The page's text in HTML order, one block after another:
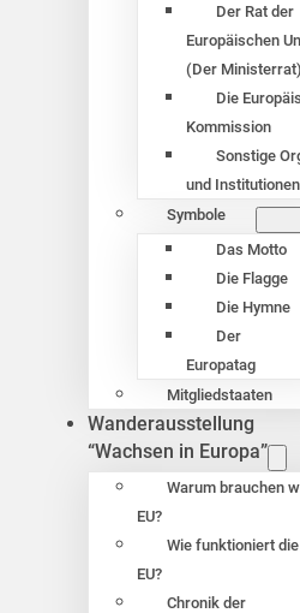
Der Rat der
Europäischen
(Der Ministerrat)
Die
Kommission
Sonstige
und Institutionen
Symbole
Das Motto
Die Flagge
Die Hymne
Der
Europatag
Mitgliedstaaten
Wanderausstellung
“Wachsen in Europa”
Warum brauchen
EU?
Wie funktioniert die
EU?
Chronik der